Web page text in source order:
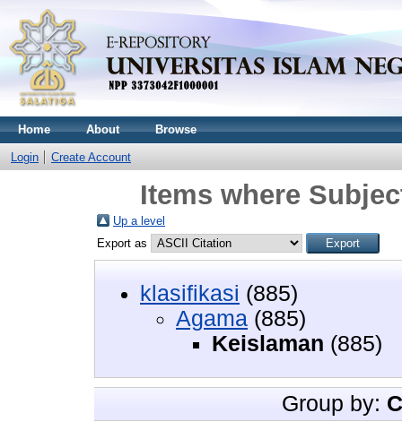
Home About Browse
Login Create Account
Items where
Up a level
Export as
klasifikasi (885)
Agama (885)
Keislaman (885)
Group by: